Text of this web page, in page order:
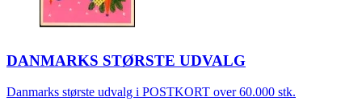
DANMARKS STØRSTE UDVALG
Danmarks største udvalg i POSTKORT over 60.000 stk.